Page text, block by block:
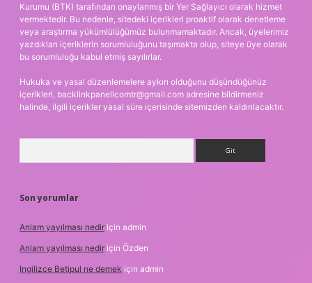
Kurumu (BTK) tarafından onaylanmış bir Yer Sağlayıcı olarak hizmet
vermektedir. Bu nedenle, sitedeki içerikleri proaktif olarak denetleme
veya araştırma yükümlülüğümüz bulunmamaktadır. Ancak, üyelerimiz
yazdıkları içeriklerin sorumluluğunu taşımakta olup, siteye üye olarak
bu sorumluluğu kabul etmiş sayılırlar.
Hukuka ve yasal düzenlemelere aykırı olduğunu düşündüğünüz
içerikleri, backlinkpanelicomtr@gmail.com adresine bildirmeniz
halinde, ilgili içerikler yasal süre içerisinde sitemizden kaldırılacaktır.
Son yorumlar
Anlam yayılması nedir için admin
Anlam yayılması nedir için Özden
Ingilizce Betipul ne demek için admin